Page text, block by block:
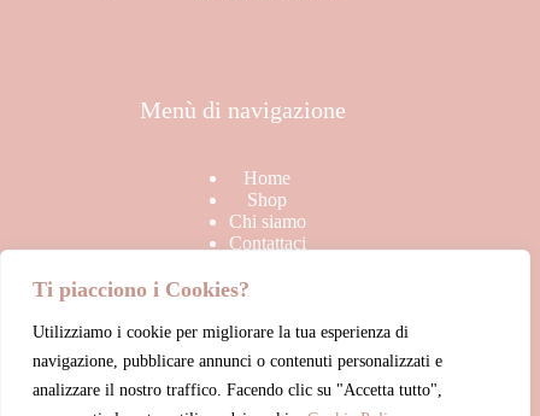
Ti piacciono i Cookies?
Utilizziamo i cookie per migliorare la tua esperienza di
navigazione, pubblicare annunci o contenuti personalizzati e
analizzare il nostro traffico. Facendo clic su "Accetta tutto",
Menù di navigazione
Home
Shop
Chi siamo
Contattaci
Link Utili